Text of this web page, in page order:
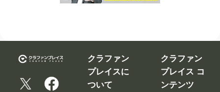
告知、拡散す
クラファンプ
クラファンプ
ついて
修正依
頼フォ
ーム
ング入
門編
クラウ